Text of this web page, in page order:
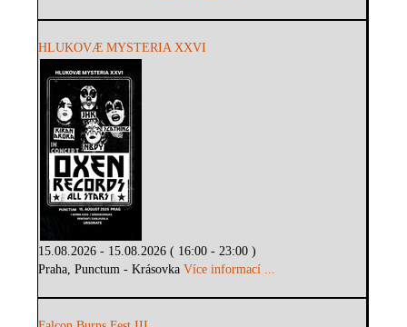
HLUKOVÆ MYSTERIA XXVI
15.08.2026 - 15.08.2026 ( 16:00 - 23:00 )
Praha, Punctum - KrásovkaVíce informací ...